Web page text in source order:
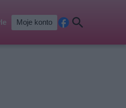
Moje konto
cebkaj